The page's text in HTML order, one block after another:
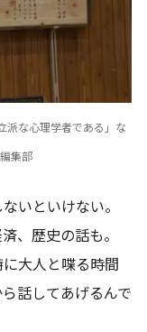
な心理学者である」な
集部
いといけない。
、歴史の話も。
大人と喋る時間
話してあげるんで